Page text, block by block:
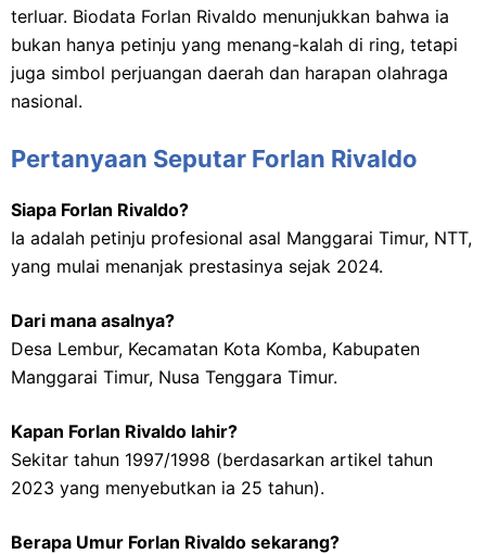
terluar. Biodata Forlan Rivaldo menunjukkan bahwa ia
bukan hanya petinju yang menang-kalah di ring, tetapi
juga simbol perjuangan daerah dan harapan olahraga
nasional.
Pertanyaan Seputar Forlan Rivaldo
Siapa Forlan Rivaldo?
Ia adalah petinju profesional asal Manggarai Timur, NTT,
yang mulai menanjak prestasinya sejak 2024.
Dari mana asalnya?
Desa Lembur, Kecamatan Kota Komba, Kabupaten
Manggarai Timur, Nusa Tenggara Timur.
Kapan Forlan Rivaldo lahir?
Sekitar tahun 1997/1998 (berdasarkan artikel tahun
2023 yang menyebutkan ia 25 tahun).
Berapa Umur Forlan Rivaldo sekarang?